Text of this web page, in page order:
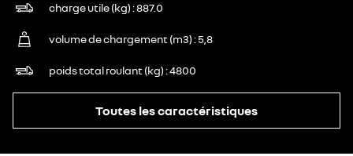
charge utile (kg) 887.0
volume de chargement (m3) 5,8
poids total roulant (kg) 4800
Toutes les caractéristiques